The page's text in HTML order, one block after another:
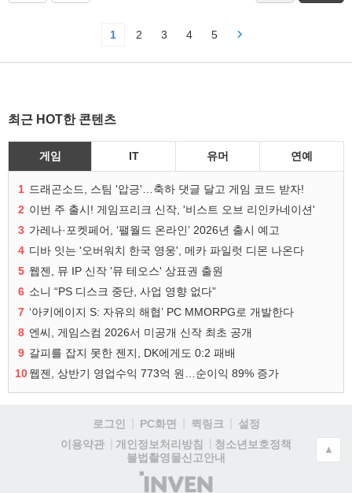
1 2 3 4 5
최근 HOT한 콘텐츠
게임 IT 유머 연예
1 드래곤소드, 스팀 '압긍'…축하 댓글 달고 게임 코드 받자!
2 이번 주 출시! 게임프리크 신작, '비스트 오브 리인카네이션'
3 가레나·포켓페어, ‘팰월드 온라인’ 2026년 출시 예고
4 디바 잇는 '오버워치 한국 영웅', 메카 파일럿 디몬 나온다
5 웹젠, 뮤 IP 신작 '뮤 테오스' 상표권 출원
6 소니 “PS 디스크 중단, 사업 영향 없다”
7 ‘아키에이지 S: 자유의 해협’ PC MMORPG로 개발한다
8 엔씨, 게임스컴 2026서 미공개 신작 최초 공개
9 갈피를 잡지 못한 젠지, DK에게도 0:2 패배
10웹젠, 상반기 영업수익 773억 원…순이익 89% 증가
로그인 PC화면 퀵링크
설정
이용약관
개인정보처리방침
청소년보호정책
불법촬영물신고안내
(주)
▲